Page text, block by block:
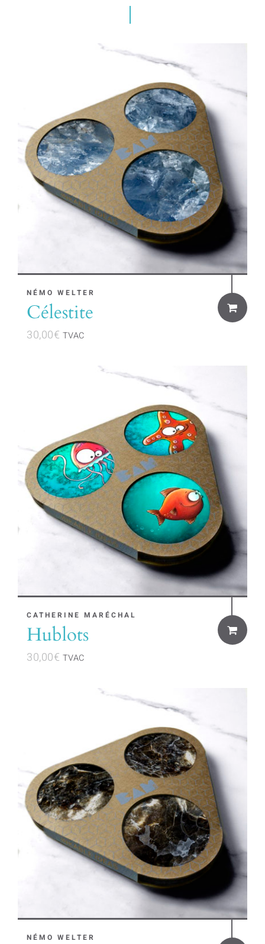
NÉMO WELTER
Célestite
30,00€ TVAC
CATHERINE MARÉCHAL
Hublots
30,00€ TVAC
NÉMO WELTER